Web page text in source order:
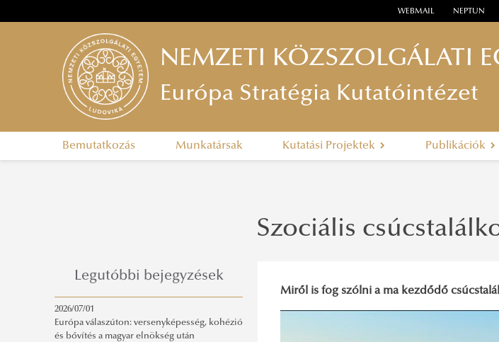
WEBMAIL NEPTUN
NEMZETI KÖZSZOLGÁLATI
Európa Stratégia Kutatóintézet
Bemutatkozás Munkatársak Kutatási Projektek Publikációk
Legutóbbi bejegyzések
2026/07/01
Európa válaszúton: versenyképesség, kohézió
és bővítés a magyar elnökség után
Szociális
Miről is fog szólni a ma kezdődő